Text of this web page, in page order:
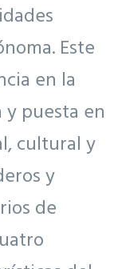
Este
en la
puesta en
cultural y
y
de